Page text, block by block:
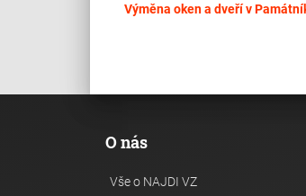
Výměna oken a dveří v
O nás
Vše o NAJDI VZ